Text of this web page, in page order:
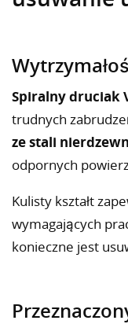
Spiralny druciak
trudnych
ze stali
odpornych
Kulisty kształt
wymagających
konieczne jest